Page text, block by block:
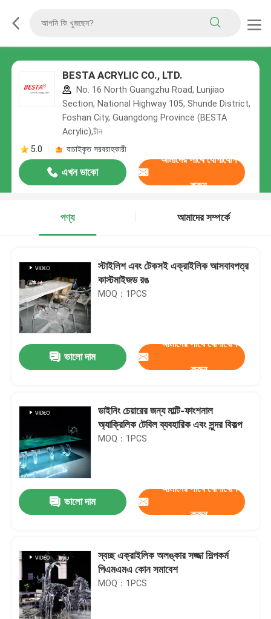
BESTA ACRYLIC CO., LTD.
No. 16 North Guangzhu Road, Lunjiao
Section, National Highway 105, Shunde District,
Foshan City, Guangdong Province (BESTA
Acrylic),চীন
5.0
যাচাইকৃত সরবরাহকারী
এখন ডাকো
আমাদের সাথে যোগাযোগ
করুন
পণ্য আমাদের সম্পর্কে
স্টাইলিশ এবং টেকসই এক্রাইলিক আসবাবপত্র
কাস্টমাইজড রঙ
MOQ：1PCS
ভালো দাম
আমাদের সাথে যোগাযোগ
করুন
ডাইনিং চেয়ারের জন্য মাল্টি-ফাংশনাল
অ্যাক্রিলিক টেবিল ব্যবহারিক এবং সুন্দর বিকল্প
MOQ：1PCS
ভালো দাম
আমাদের সাথে যোগাযোগ
করুন
স্বচ্ছ এক্রাইলিক অলঙ্কার সজ্জা শিল্পকর্ম
পিএমএমএ কোন সমাবেশ
MOQ：1PCS